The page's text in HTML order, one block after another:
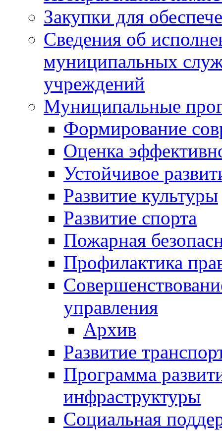
Закупки для
Сведения об
муниципальных
учреждений
Муниципальные
Формирование
Оценка
Устойчивое
Развитие культуры
Развитие спорта
Пожарная
Профилактика
управления
Архив
Развитие
Программа
инфраструктуры
Социальная